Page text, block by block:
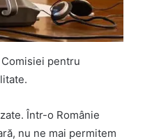
pentru
Într-o Românie
nu ne mai permitem